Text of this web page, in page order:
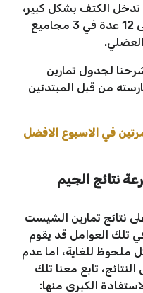
45 درجة لعدم تدخل الكتف بشكل كبير،
قومي باداء هذا التمرين من 10 الى 12 عدة في 3 مجاميع
لجدول تمارين
من قبل المبتدئين
في الاسبوع الافضل
نتائج الجيم
نتائج تمارين الشيست
تلك العوامل قد يقوم
ملحوظ للغاية، اما عدم
تابع معنا تلك
الكبرى منها: